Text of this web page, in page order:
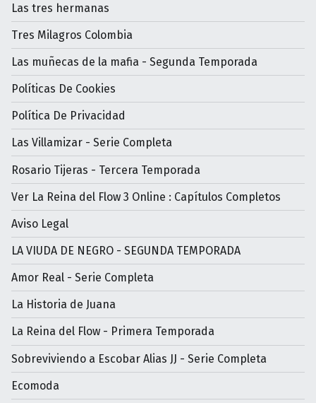
Las tres hermanas
Tres Milagros Colombia
Las muñecas de la mafia - Segunda Temporada
Políticas De Cookies
Política De Privacidad
Las Villamizar - Serie Completa
Rosario Tijeras - Tercera Temporada
Ver La Reina del Flow 3 Online : Capítulos Completos
Aviso Legal
LA VIUDA DE NEGRO - SEGUNDA TEMPORADA
Amor Real - Serie Completa
La Historia de Juana
La Reina del Flow - Primera Temporada
Sobreviviendo a Escobar Alias JJ - Serie Completa
Ecomoda